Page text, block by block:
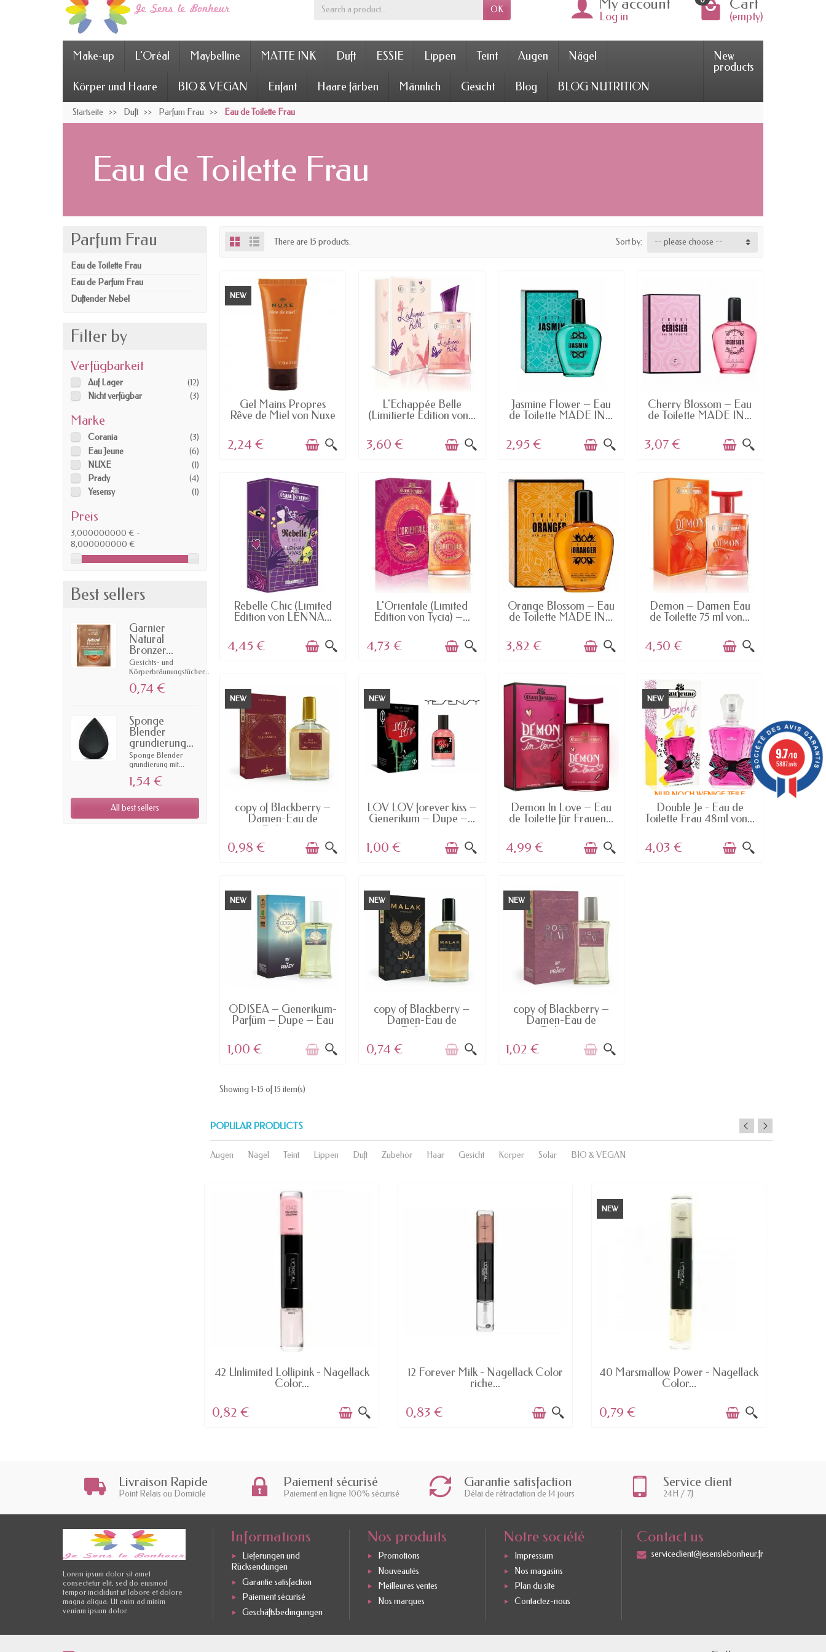
OK
Log in (empty)
Make-up L'Oréal Maybelline MATTE INK Duft ESSIE Lippen Teint Augen Nägel
Körper und Haare BIO & VEGAN Enfant Haare färben Männlich Gesicht Blog BLOG NUTRITION
New
products
Startseite Duft Parfum Frau Eau de Toilette Frau
Eau de Toilette Frau
Parfum Frau
Eau de Toilette Frau
Eau de Parfum Frau
Duftender Nebel
Filter by
Verfügbarkeit
Auf Lager
(12)
Nicht verfügbar
(3)
Marke
Corania
(3)
Eau Jeune
(6)
NUXE
(1)
Prady
(4)
Yesensy
(1)
Preis
3,000000000 € -
8,000000000 €
Best sellers
Garnier
Natural
Bronzer...
Gesichts- und
Körperbräunungstücher...
0,74 €
Sponge
Blender
grundierung...
Sponge Blender
grundierung mit...
1,54 €
All best sellers
There are 15 products. Sort by: -- please choose --
NEW
AVAILABLE
Gel Mains Propres
Rêve de Miel von Nuxe
2,24 €
AVAILABLE
L'Echappée Belle
(Limitierte Edition von...
3,60 €
AVAILABLE
Jasmine Flower – Eau
de Toilette MADE IN...
2,95 €
AVAILABLE
Cherry Blossom – Eau
de Toilette MADE IN...
3,07 €
AVAILABLE
Rebelle Chic (Limited
Edition von LENNA...
4,45 €
AVAILABLE
L'Orientale (Limited
Edition von Tycia) –...
4,73 €
AVAILABLE
Orange Blossom – Eau
de Toilette MADE IN...
3,82 €
AVAILABLE
Demon – Damen Eau
de Toilette 75 ml von...
4,50 €
NEW
AVAILABLE
copy of Blackberry –
Damen-Eau de
Toilette...
0,98 €
NEW
AVAILABLE
LOV LOV forever kiss –
Generikum – Dupe –...
1,00 €
AVAILABLE
Demon In Love – Eau
de Toilette für Frauen...
4,99 €
NEW
NUR NOCH WENIGE TEILE
VERFÜGBAR
Double Je - Eau de
Toilette Frau 48ml von...
4,03 €
NEW
NICHT AUF LAGER
ODISEA – Generikum-
Parfüm – Dupe – Eau
de...
1,00 €
NEW
NICHT AUF LAGER
copy of Blackberry –
Damen-Eau de
Toilette...
0,74 €
NEW
NICHT AUF LAGER
copy of Blackberry –
Damen-Eau de
Toilette...
1,02 €
Showing 1-15 of 15 item(s)
POPULAR PRODUCTS
Augen Nägel Teint Lippen Duft Zubehör Haar Gesicht Körper Solar BIO & VEGAN
42 Unlimited Lollipink - Nagellack
Color...
0,82 €
12 Forever Milk - Nagellack Color
riche...
0,83 €
NEW
40 Marsmallow Power - Nagellack
Color...
0,79 €
Livraison Rapide
Point Relais ou Domicile
Paiement sécurisé
Paiement en ligne 100% sécurisé
Garantie satisfaction
Délai de rétractation de 14 jours
Service client
24H / 7J
Lorem ipsum dolor sit amet
consectetur elit, sed do eiusmod
tempor incididunt ut labore et dolore
magna aliqua. Ut enim ad minim
veniam ipsum dolor.
Informations
Lieferungen und
Rücksendungen
Garantie satisfaction
Paiement sécurisé
Geschäftsbedingungen
Nos produits
Promotions
Nouveautés
Meilleures ventes
Nos marques
Notre société
Impressum
Nos magasins
Plan du site
Contactez-nous
Contact us
serviceclient@jesenslebonheur.fr
9.7/10
5887 avis